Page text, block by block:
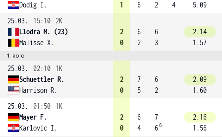
Dodig I.
1
6
2
4
5.09
25.03.
15:10
2K
Llodra M. (23)
Malisse X.
2
0
6
2
6
3
2.14
1.57
1. kolo
25.03. 02:10
1K
Schuettler R.
Harrison R.
2
0
7
5
6
2
2.09
1.60
25.03.
01:50
1K
Mayer F.
Karlovic I.
2
0
6
4
7
66
2.16
1.56